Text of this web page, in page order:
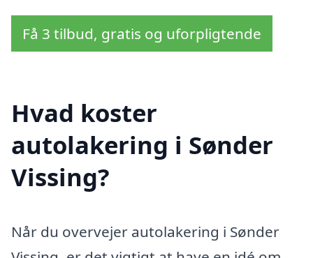
Få 3 tilbud, gratis og uforpligtende
Hvad koster
autolakering i Sønder
Vissing?
Når du overvejer autolakering i Sønder